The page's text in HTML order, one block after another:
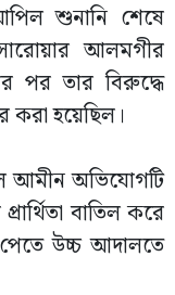
শুনানি শেষে
সারোয়ার আলমগীর
পর তার বিরুদ্ধে
হয়েছিল।
আমীন অভিযোগটি
বাতিল করে
পেতে উচ্চ আদালতে